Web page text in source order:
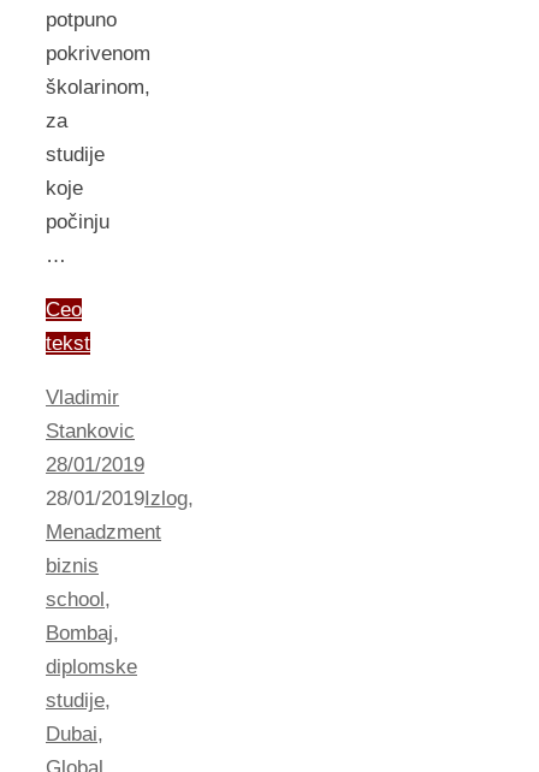
potpuno
pokrivenom
školarinom,
za
studije
koje
počinju
…
Ceo
tekst
Vladimir
Stankovic
28/01/2019
28/01/2019 Izlog,
Menadzment
biznis
school ,
Bombaj,
diplomske
studije,
Dubai,